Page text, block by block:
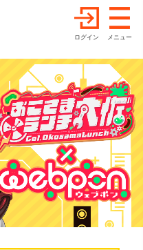
ログイン メニュー